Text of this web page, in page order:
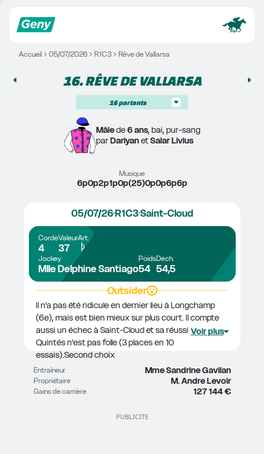
Accueil 05/07/2026 R1C3 Rêve de Vallarsa
16. RÊVE DE VALLARSA
16 partants
Mâle de 6 ans, bai, pur-sang
par Dariyan et Salar Livius
Musique
6p0p2p1p0p(25)0p0p6p6p
05/07/26R1C3Saint-Cloud
Corde
4
Valeur
37
Art.
Jockey
Mlle Delphine Santiago
Poids
54
Déch.
54,5
Outsider
Il n'a pas été ridicule en dernier lieu à Longchamp
(6e), mais est bien mieux sur plus court. Il compte
aussi un échec à Saint-Cloud et sa réussite dans les
Quintés n'est pas folle (3 places en 10
essais).Second choix
Voir plus
Entraîneur Mme Sandrine Gavilan
Propriétaire M. Andre Levoir
Gains de carrière 127 144 €